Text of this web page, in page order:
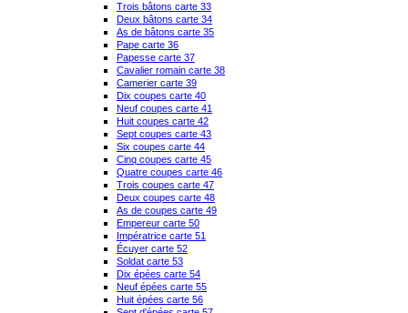
Trois bâtons carte 33
Deux bâtons carte 34
As de bâtons carte 35
Pape carte 36
Papesse carte 37
Cavalier romain carte 38
Camerier carte 39
Dix coupes carte 40
Neuf coupes carte 41
Huit coupes carte 42
Sept coupes carte 43
Six coupes carte 44
Cinq coupes carte 45
Quatre coupes carte 46
Trois coupes carte 47
Deux coupes carte 48
As de coupes carte 49
Empereur carte 50
Impératrice carte 51
Écuyer carte 52
Soldat carte 53
Dix épées carte 54
Neuf épées carte 55
Huit épées carte 56